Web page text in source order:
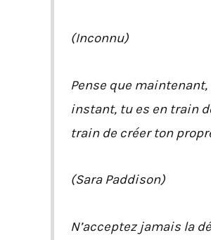
(Inconnu)
Pense que maintenant,
instant, tu es en train
train de créer ton
(Sara Paddison)
N’acceptez jamais la